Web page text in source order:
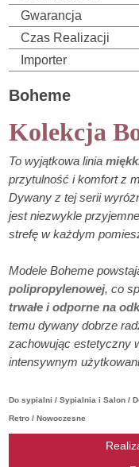
Gwarancja
Czas Realizacji
Importer
Boheme
Kolekcja
To wyjątkowa linia
przytulność i komfort z
Dywany z tej serii
jest niezwykle
strefę w każdym
Modele Boheme
polipropylenowej, co
trwałe i odporne na
temu dywany dobrze
zachowując estetyczny
intensywnym
Do sypialni / Sypialnia i Salon /
Retro / Nowoczesne